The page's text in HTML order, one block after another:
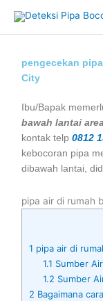
content
pengecekan
City
Ibu/Bapak
bawah lantai
kontak telp 0812
kebocoran pipa
dibawah lantai,
pipa air di rumah
1 pipa air di
1.1 Sumber
1.2 Sumber
2 Bagaimana